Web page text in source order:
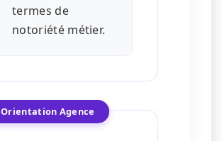
termes de
notoriété métier.
Orientation Agence